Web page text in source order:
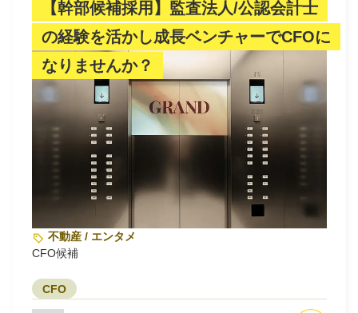
【幹部候補採用】監査法人/公認会計士
の経験を活かし成長ベンチャーでCFOに
なりませんか？
不動産 / エンタメ
CFO候補
CFO